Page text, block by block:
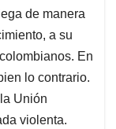
de manera
a su
En
lo contrario.
Unión
violenta.